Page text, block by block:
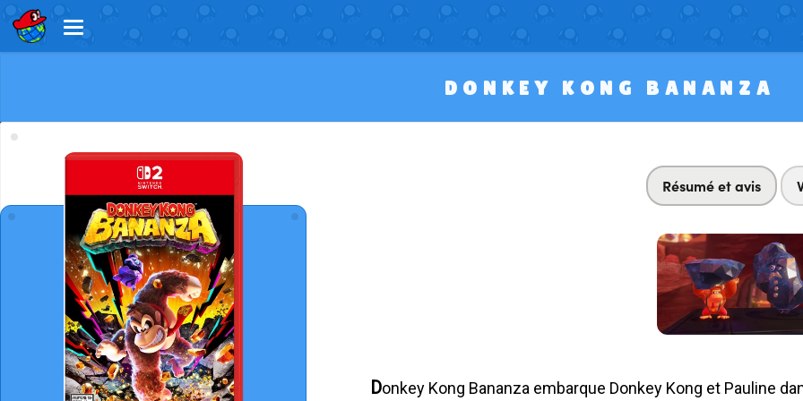
DONKEY KONG BANANZA
Résumé et avis
Donkey Kong Bananza embarque Donkey Kong et Pauline dans une nouvelle aventure palpitante dans le